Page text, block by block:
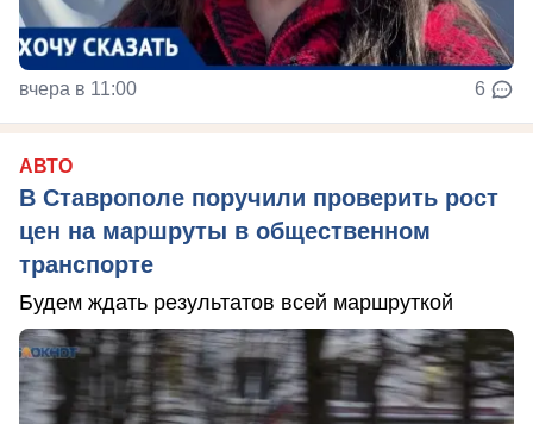
вчера в 11:00 6
АВТО
В Ставрополе поручили проверить рост
цен на маршруты в общественном
транспорте
Будем ждать результатов всей маршруткой